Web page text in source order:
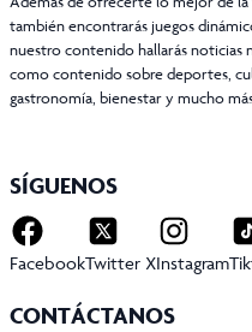
también encontrarás juegos
nuestro contenido hallarás noticias
como contenido sobre deportes,
gastronomía, bienestar y mucho
SÍGUENOS
FacebookTwitter XInstagram
CONTÁCTANOS